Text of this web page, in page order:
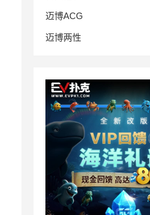
迈博ACG
迈博两性